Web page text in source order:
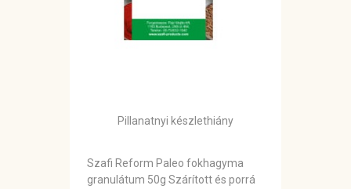
Pillanatnyi készlethiány
Szafi Reform Paleo fokhagyma
granulátum 50g Szárított és porrá